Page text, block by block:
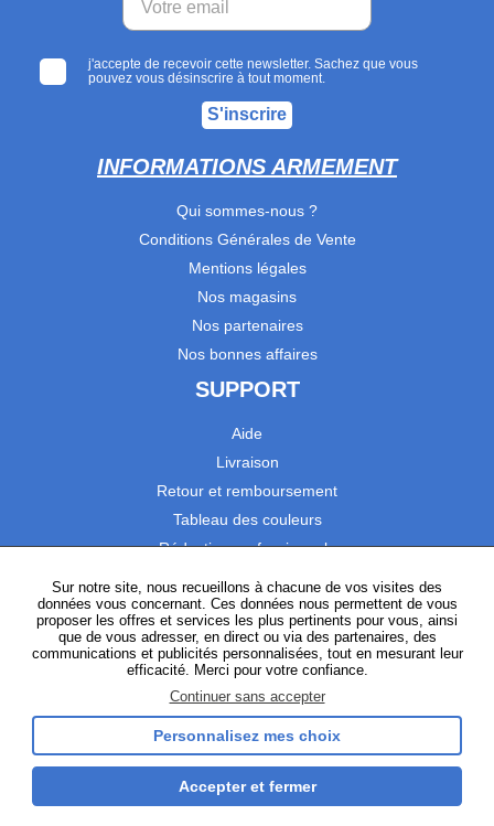
j'accepte de recevoir cette newsletter. Sachez que vous
pouvez vous désinscrire à tout moment.
S'inscrire
INFORMATIONS ARMEMENT
Qui sommes-nous ?
Conditions Générales de Vente
Mentions légales
Nos magasins
Nos partenaires
Nos bonnes affaires
SUPPORT
Aide
Livraison
Retour et remboursement
Tableau des couleurs
Réduction professionnels
Satisfaction Clients
SUIVEZ-NOUS
InstagramTikTokFacebookYouTubeLinkedIn
Gestion des cookies
Sur notre site, nous recueillons à chacune de vos visites des
données vous concernant. Ces données nous permettent de vous
proposer les offres et services les plus pertinents pour vous, ainsi
que de vous adresser, en direct ou via des partenaires, des
communications et publicités personnalisées, tout en mesurant leur
efficacité. Merci pour votre confiance.
Continuer sans accepter
Personnalisez mes choix
Accepter et fermer